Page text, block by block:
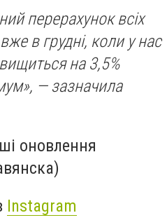
перерахунок всіх
в грудні, коли у нас
на 3,5%
— зазначила
оновлення
Instagram